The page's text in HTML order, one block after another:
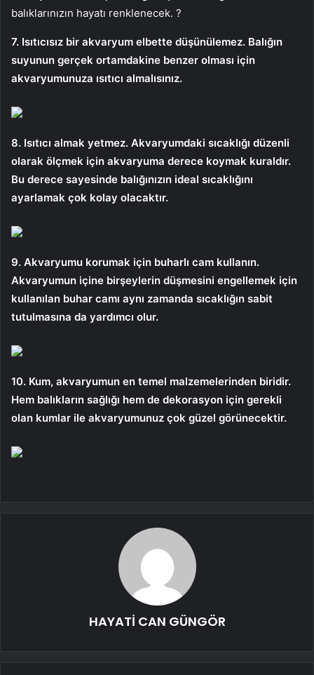
balıklarınızın hayatı renklenecek. ?
7. Isıtıcısız bir akvaryum elbette düşünülemez. Balığın
suyunun gerçek ortamdakine benzer olması için
akvaryumunuza ısıtıcı almalısınız.
8. Isıtıcı almak yetmez. Akvaryumdaki sıcaklığı düzenli
olarak ölçmek için akvaryuma derece koymak kuraldır.
Bu derece sayesinde balığınızın ideal sıcaklığını
ayarlamak çok kolay olacaktır.
9. Akvaryumu korumak için buharlı cam kullanın.
Akvaryumun içine birşeylerin düşmesini engellemek için
kullanılan buhar camı aynı zamanda sıcaklığın sabit
tutulmasına da yardımcı olur.
10. Kum, akvaryumun en temel malzemelerinden biridir.
Hem balıkların sağlığı hem de dekorasyon için gerekli
olan kumlar ile akvaryumunuz çok güzel görünecektir.
HAYATİ CAN GÜNGÖR